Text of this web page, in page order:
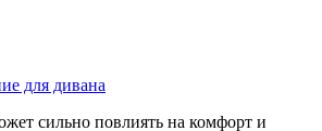
для дивана
сильно повлиять на комфорт и